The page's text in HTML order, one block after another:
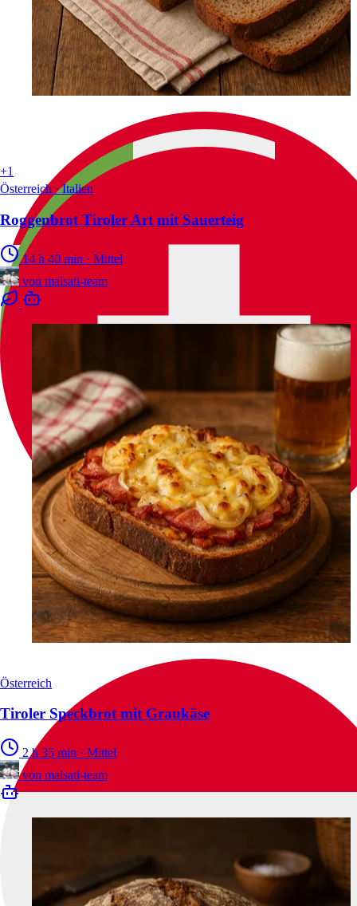
+1
Österreich · Italien
Roggenbrot Tiroler Art mit Sauerteig
14 h 40 min · Mittel
von malsati-team
Österreich
Tiroler Speckbrot mit Graukäse
2 h 35 min · Mittel
von malsati-team